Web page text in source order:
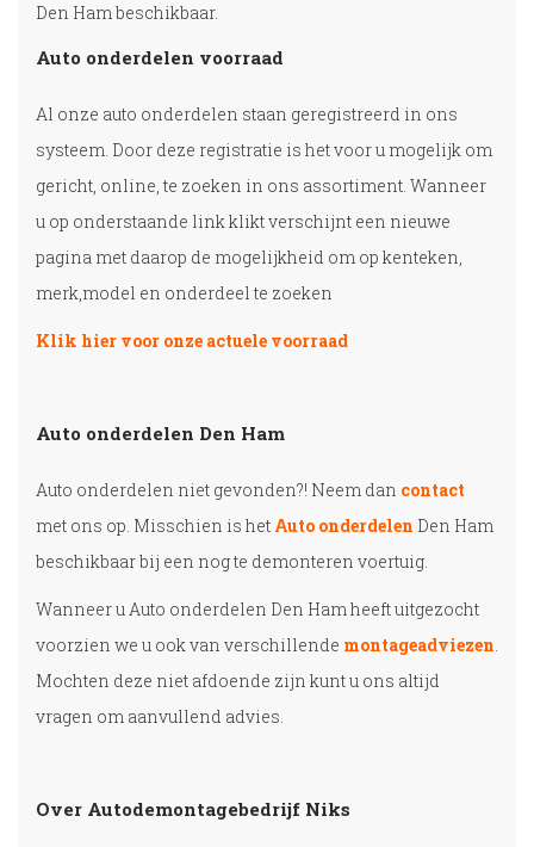
Den Ham beschikbaar.
Auto onderdelen voorraad
Al onze auto onderdelen staan geregistreerd in ons
systeem. Door deze registratie is het voor u mogelijk om
gericht, online, te zoeken in ons assortiment. Wanneer
u op onderstaande link klikt verschijnt een nieuwe
pagina met daarop de mogelijkheid om op kenteken,
merk,model en onderdeel te zoeken
Klik hier voor onze actuele voorraad
Auto onderdelen Den Ham
Auto onderdelen niet gevonden?! Neem dan contact
met ons op. Misschien is het Auto onderdelen Den Ham
beschikbaar bij een nog te demonteren voertuig.
Wanneer u Auto onderdelen Den Ham heeft uitgezocht
voorzien we u ook van verschillende montageadviezen.
Mochten deze niet afdoende zijn kunt u ons altijd
vragen om aanvullend advies.
Over Autodemontagebedrijf Niks